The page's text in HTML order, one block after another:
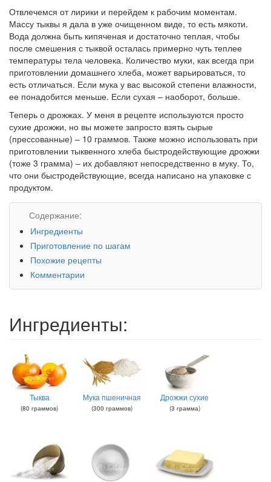
Отвлечемся от лирики и перейдем к рабочим моментам.
Массу тыквы я дала в уже очищенном виде, то есть мякоти.
Вода должна быть кипяченая и достаточно теплая, чтобы
после смешения с тыквой осталась примерно чуть теплее
температуры тела человека. Количество муки, как всегда при
приготовлении домашнего хлеба, может варьироваться, то
есть отличаться. Если мука у вас высокой степени влажности,
ее понадобится меньше. Если сухая – наоборот, больше.
Теперь о дрожжах. У меня в рецепте используются просто
сухие дрожжи, но вы можете запросто взять сырые
(прессованные) – 10 граммов. Также можно использовать при
приготовлении тыквенного хлеба быстродействующие дрожжи
(тоже 3 грамма) – их добавляют непосредственно в муку. То,
что они быстродействующие, всегда написано на упаковке с
продуктом.
Содержание:
Ингредиенты
Приготовление по шагам
Похожие рецепты
Комментарии
Ингредиенты:
Тыква
(80 граммов)
Мука пшеничная
(300 граммов)
Дрожжи сухие
(3 грамма)